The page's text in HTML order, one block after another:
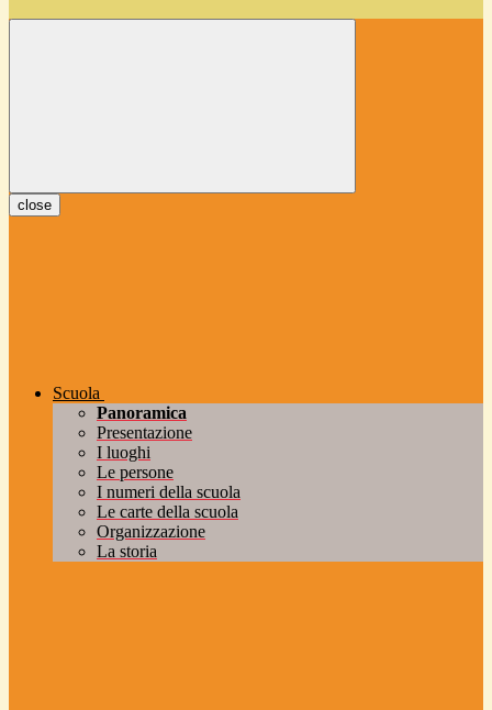
close
Scuola
Panoramica
Presentazione
I luoghi
Le persone
I numeri della scuola
Le carte della scuola
Organizzazione
La storia